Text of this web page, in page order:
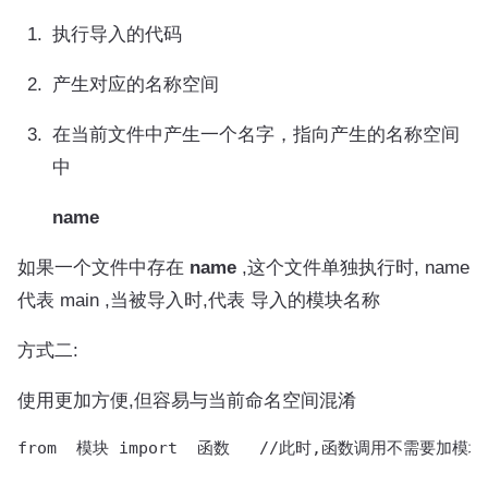
执行导入的代码
产生对应的名称空间
在当前文件中产生一个名字，指向产生的名称空间
中
name
如果一个文件中存在 name ,这个文件单独执行时, name
代表 main ,当被导入时,代表 导入的模块名称
方式二:
使用更加方便,但容易与当前命名空间混淆
from  模块 import  函数   //此时,函数调用不需要加模块